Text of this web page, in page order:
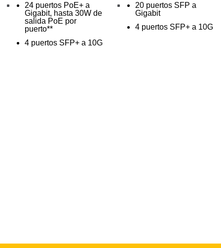
24 puertos PoE+ a
Gigabit, hasta 30W de
salida PoE por
puerto**
4 puertos SFP+ a 10G
20 puertos SFP a
Gigabit
4 puertos SFP+ a 10G